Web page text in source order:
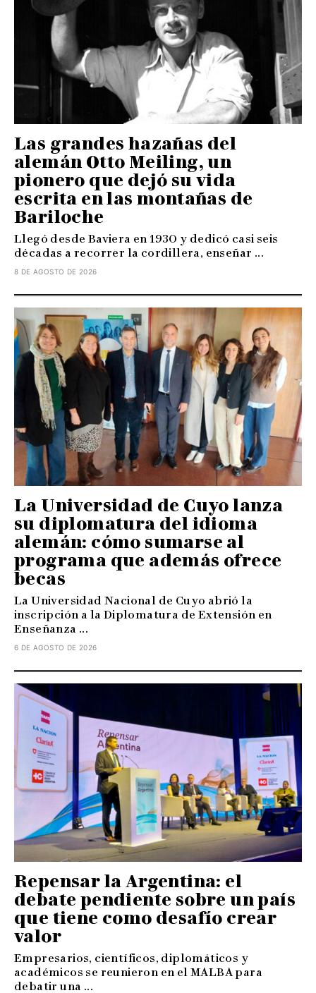
Las grandes hazañas del
alemán Otto Meiling, un
pionero que dejó su vida
escrita en las montañas de
Bariloche
Llegó desde Baviera en 1930 y dedicó casi seis
décadas a recorrer la cordillera, enseñar ...
8 DE AGOSTO DE 2026
La Universidad de Cuyo lanza
su diplomatura del idioma
alemán: cómo sumarse al
programa que además ofrece
becas
La Universidad Nacional de Cuyo abrió la
inscripción a la Diplomatura de Extensión en
Enseñanza ...
6 DE AGOSTO DE 2026
Repensar la Argentina: el
debate pendiente sobre un país
que tiene como desafío crear
valor
Empresarios, científicos, diplomáticos y
académicos se reunieron en el MALBA para
debatir una ...